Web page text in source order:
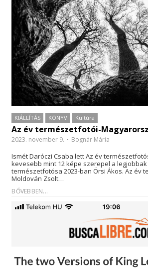
KIÁLLÍTÁS KÖNYV Kultúra
Az év természetfotói-
2023. november 9. Bognár Mária
Ismét Daróczi Csaba lett Az év
kevesebb mint 12 képe szerepel a
természetfotósa 2023-ban Örsi Ákos. Az év
Moldován Zsolt…
BŐVEBBEN...